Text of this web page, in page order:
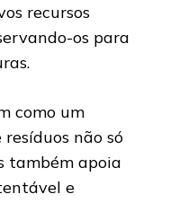
recursos
os para
como um
não só
também apoia
e